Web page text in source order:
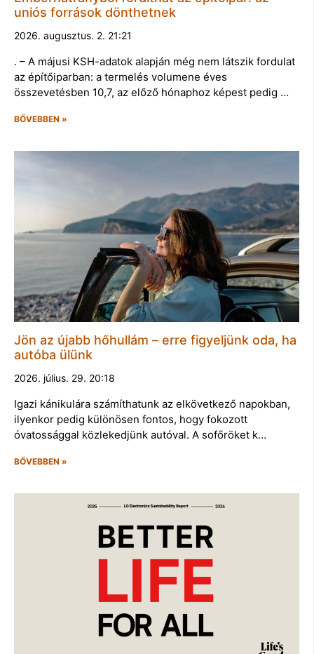
uniós források dönthetnek
2026. augusztus. 2. 21:21
. – A májusi KSH-adatok alapján még nem látszik fordulat
az építőiparban: a termelés volumene éves
összevetésben 10,7, az előző hónaphoz képest pedig …
BŐVEBBEN »
Jön az újabb hőhullám – erre figyeljünk oda, ha
autóba ülünk
2026. július. 29. 20:18
Igazi kánikulára számíthatunk az elkövetkező napokban,
ilyenkor pedig különösen fontos, hogy fokozott
óvatossággal közlekedjünk autóval. A sofőröket k…
BŐVEBBEN »